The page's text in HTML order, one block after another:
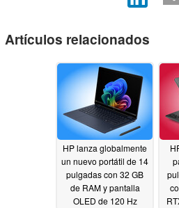
Artículos relacionados
HP lanza globalmente
un nuevo portátil de 14
pulgadas con 32 GB
de RAM y pantalla
OLED de 120 Hz